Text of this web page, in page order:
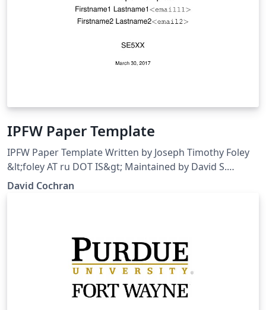
IPFW Paper Template
IPFW Paper Template Written by Joseph Timothy Foley
&lt;foley AT ru DOT IS&gt; Maintained by David S.
Cochran &lt;cochrand AT ipfw DOT edu&gt;
David Cochran